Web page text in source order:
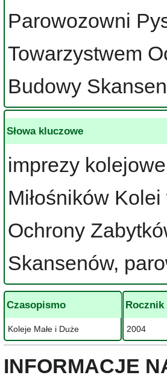
Parowozowni
Towarzystwem
Budowy
Słowa kluczowe
imprezy
Miłośników
Ochrony
Skansenów,
Czasopismo
Koleje Małe i Duże
Rocznik
2004
INFORMACJE